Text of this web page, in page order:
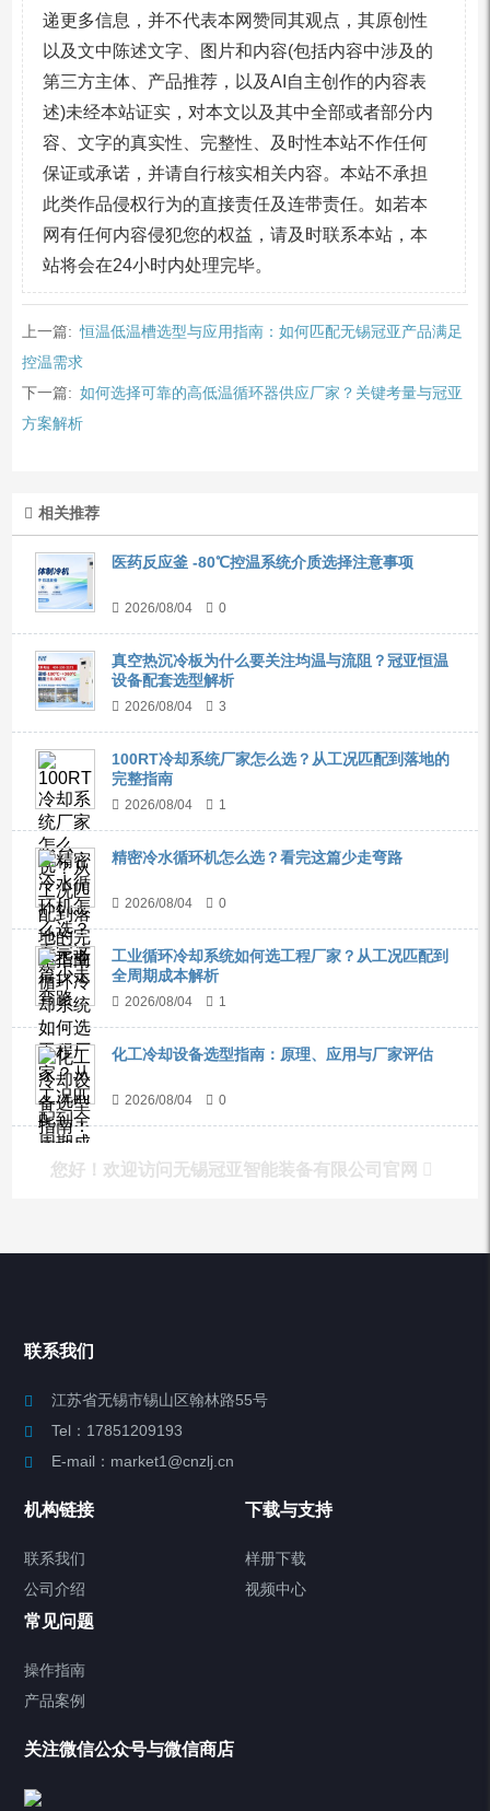
递更多信息，并不代表本网赞同其观点，其原创性
以及文中陈述文字、图片和内容(包括内容中涉及的
第三方主体、产品推荐，以及AI自主创作的内容表
述)未经本站证实，对本文以及其中全部或者部分内
容、文字的真实性、完整性、及时性本站不作任何
保证或承诺，并请自行核实相关内容。本站不承担
此类作品侵权行为的直接责任及连带责任。如若本
网有任何内容侵犯您的权益，请及时联系本站，本
站将会在24小时内处理完毕。
上一篇: 恒温低温槽选型与应用指南：如何匹配无锡冠亚产品满足
控温需求
下一篇: 如何选择可靠的高低温循环器供应厂家？关键考量与冠亚
方案解析
相关推荐
医药反应釜 -80℃控温系统介质选择注意事项
2026/08/04 0
真空热沉冷板为什么要关注均温与流阻？冠亚恒温
设备配套选型解析
2026/08/04 3
100RT冷却系统厂家怎么选？从工况匹配到落地的
完整指南
2026/08/04 1
精密冷水循环机怎么选？看完这篇少走弯路
2026/08/04 0
工业循环冷却系统如何选工程厂家？从工况匹配到
全周期成本解析
2026/08/04 1
化工冷却设备选型指南：原理、应用与厂家评估
2026/08/04 0
您好！欢迎访问无锡冠亚智能装备有限公司官网
产品列表
制冷加热动态控温系统
Chiller直冷控温机组
Heating Circulator加热循环器
联系我们
江苏省无锡市锡山区翰林路55号
Tel：17851209193
E-mail：market1@cnzlj.cn
机构链接
联系我们
公司介绍
下载与支持
样册下载
视频中心
常见问题
操作指南
产品案例
关注微信公众号与微信商店